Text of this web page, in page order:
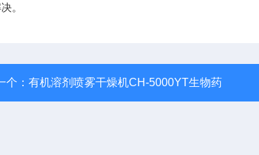
。
个： 有机溶剂喷雾干燥机CH-5000YT生物药